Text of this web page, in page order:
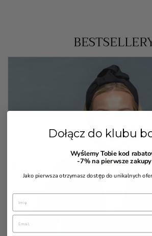

Dołącz do klubu
Wyślemy Tobie kod
-7%na pierwsze zakupy
Jako pierwsza otrzymasz dostęp do unikalnych